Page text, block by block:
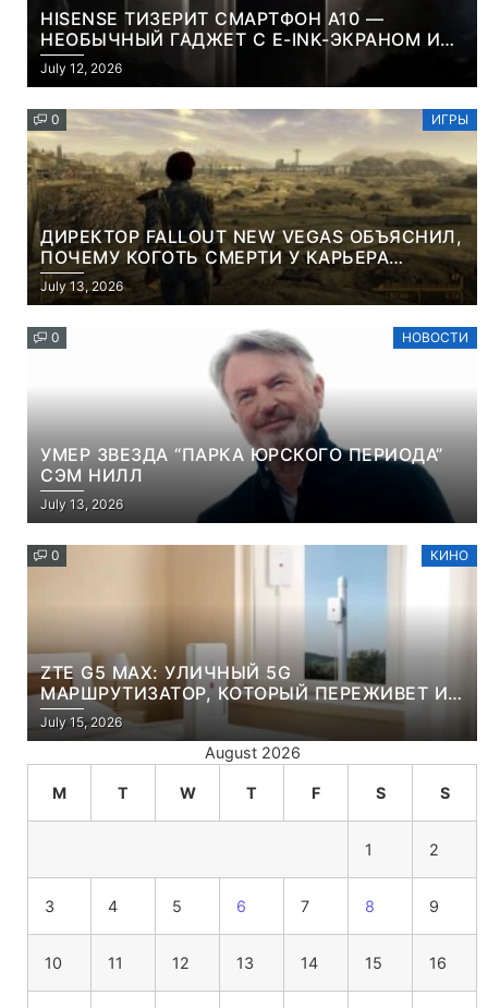
HISENSE ТИЗЕРИТ СМАРТФОН A10 —
НЕОБЫЧНЫЙ ГАДЖЕТ С E-INK-ЭКРАНОМ И
СЪЕМНОЙ LCD-ПАНЕЛЬЮ ДЛЯ ЦВЕТНОГО
КОНТЕНТА И СОЦСЕТЕЙ
July 12, 2026
0 ИГРЫ
ДИРЕКТОР FALLOUT NEW VEGAS ОБЪЯСНИЛ,
ПОЧЕМУ КОГОТЬ СМЕРТИ У КАРЬЕРА
НАМЕРЕННО СНОСИТ ВАМ ГОЛОВУ
July 13, 2026
0 НОВОСТИ
УМЕР ЗВЕЗДА “ПАРКА ЮРСКОГО ПЕРИОДА”
СЭМ НИЛЛ
July 13, 2026
0 КИНО
ZTE G5 MAX: УЛИЧНЫЙ 5G
МАРШРУТИЗАТОР, КОТОРЫЙ ПЕРЕЖИВЕТ И
ЛЮТУЮ ЗИМУ, И ЖАРКОЕ ЛЕТО
July 15, 2026
August 2026
M T W T F S S
1 2
3 4 5 6 7 8 9
10 11 12 13 14 15 16